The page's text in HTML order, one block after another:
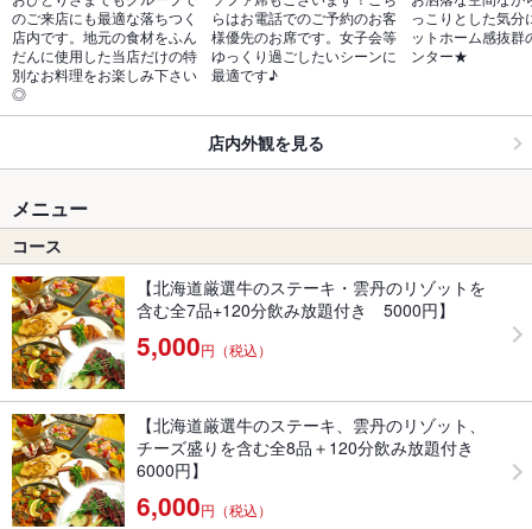
のご来店にも最適な落ちつく
店内です。地元の食材をふん
だんに使用した当店だけの特
別なお料理をお楽しみ下さい
◎
らはお電話でのご予約のお客
様優先のお席です。女子会等
ゆっくり過ごしたいシーンに
最適です♪
っこりとした気分
ットホーム感抜群
ンター★
店内外観を見る
メニュー
コース
【北海道厳選牛のステーキ・雲丹のリゾットを
含む全7品+120分飲み放題付き 5000円】
5,000円（税込）
【北海道厳選牛のステーキ、雲丹のリゾット、
チーズ盛りを含む全8品＋120分飲み放題付き
6000円】
6,000円（税込）